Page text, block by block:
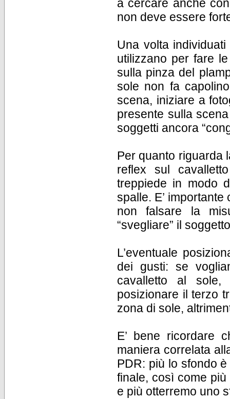
a cercare anche
non deve essere
Una volta
utilizzano per fare
sulla pinza del
sole non fa
scena, iniziare a
presente sulla
soggetti ancora
Per quanto riguarda
reflex sul
treppiede in modo
spalle. E’
non falsare la
“svegliare” il
L’eventuale
dei gusti: se
cavalletto al sole,
posizionare il terzo
zona di sole,
E’ bene ricordare
maniera correlata
PDR: più lo sfondo
finale, così come
e più otterremo uno